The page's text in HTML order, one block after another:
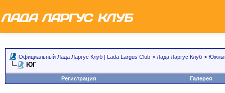
Официальный Лада Ларгус Клуб | Lada Largus Club > Лада Ларгус Клуб >
ЮГ
Регистрация Галерея